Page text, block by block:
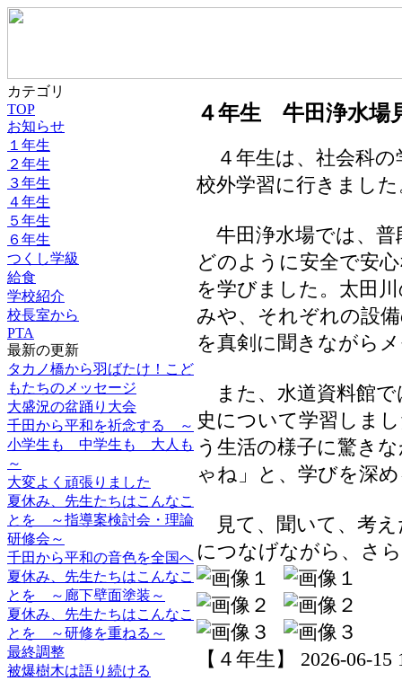
カテゴリ
TOP
お知らせ
１年生
２年生
３年生
４年生
５年生
６年生
つくし学級
給食
学校紹介
校長室から
PTA
最新の更新
タカノ橋から羽ばたけ！こど
もたちのメッセージ
大盛況の盆踊り大会
千田から平和を祈念する ～
小学生も 中学生も 大人も
～
大変よく頑張りました
夏休み、先生たちはこんなこ
とを ～指導案検討会・理論
研修会～
千田から平和の音色を全国へ
夏休み、先生たちはこんなこ
とを ～廊下壁面塗装～
夏休み、先生たちはこんなこ
とを ～研修を重ねる～
最終調整
被爆樹木は語り続ける
４年生 牛田浄水場
４年生は、社会科の
校外学習に行きまし
牛田浄水場では、普
どのように安全で安
を学びました。太田
みや、それぞれの設
を真剣に聞きながら
また、水道資料館で
史について学習しま
う生活の様子に驚き
ゃね」と、学びを深
見て、聞いて、考え
につなげながら、さ
【４年生】 2026-06-15